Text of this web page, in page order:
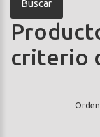
criterio